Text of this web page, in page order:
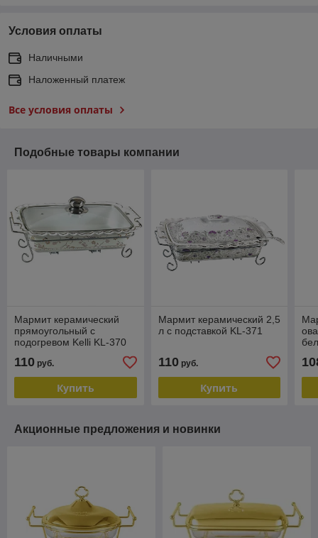
Условия оплаты
Наличными
Наложенный платеж
Все условия оплаты
Подобные товары компании
Мармит керамический
прямоугольный с
подогревом Kelli KL-370
110 руб.
Купить
Мармит керамический 2,5
л с подставкой KL-371
110руб.
Купить
Акционные предложения и новинки